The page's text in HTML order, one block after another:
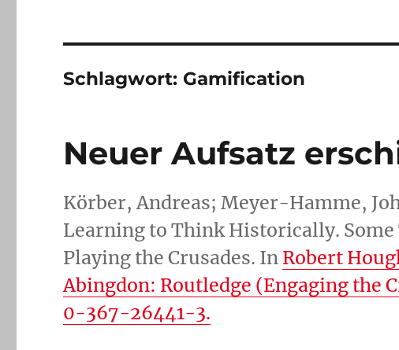
Schlagwort: Gamification
Neuer Aufsatz
Körber, Andreas; Meyer-Hamme,
Learning to Think Historically.
Playing the Crusades. In Robert
Abingdon: Routledge (Engaging the
0-367-26441-3.